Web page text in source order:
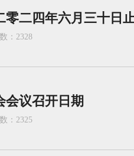
零二四年六月三十日
：2328
会议召开日期
：2325